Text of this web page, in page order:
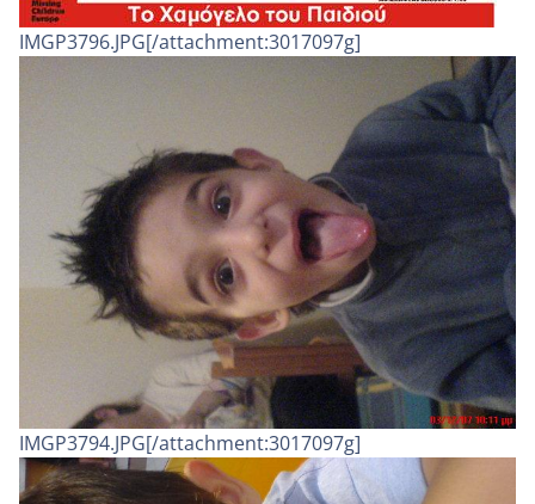
IMGP3796.JPG[/attachment:3017097g]
IMGP3794.JPG[/attachment:3017097g]